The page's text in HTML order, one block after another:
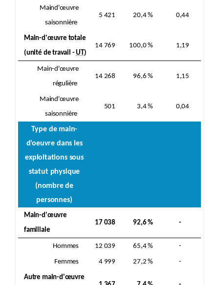
Maind'œuvre
saisonnière
5 421 20,4 % 0,44
Main-d'œuvre totale
(unité de travail -UT)
14 769 100,0 % 1,19
Main-d'œuvre
régulière
14 268 96,6 % 1,15
Maind'œuvre
saisonnière
501 3,4 % 0,04
Type de main-
d'oeuvre dans les
exploitations sous
statut physique
(nombre de
personnes)
Main-d'œuvre
familiale
17 038 92,6 % -
Hommes 12 039 65,4 % -
Femmes 4 999 27,2 % -
Autre main-d'œuvre